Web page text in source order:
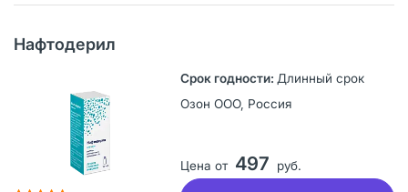
Нафтодерил
Длинный срок
Озон ООО, Россия
Цена от 497 руб.